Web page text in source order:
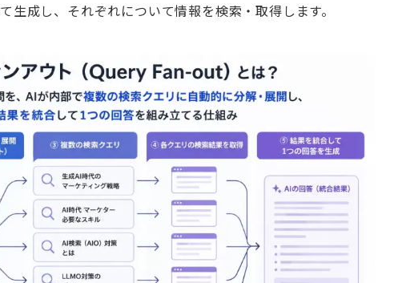
生成し、それぞれについて情報を検索・取得します。